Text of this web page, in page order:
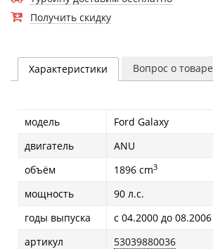
Получить скидку
Характеристики Вопрос о товаре
модель
Ford Galaxy
двигатель
ANU
объём
1896 cm3
мощность
90 л.с.
годы выпуска
с 04.2000 до 08.2006
артикул
53039880036